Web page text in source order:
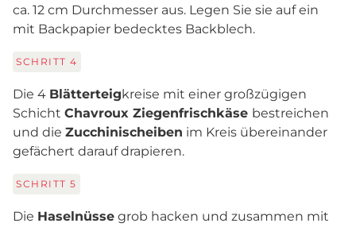
ca. 12 cm Durchmesser aus. Legen Sie sie auf ein
mit Backpapier bedecktes Backblech.
SCHRITT 4
Die 4 Blätterteigkreise mit einer großzügigen
Schicht Chavroux Ziegenfrischkäse bestreichen
und die Zucchinischeiben im Kreis übereinander
gefächert darauf drapieren.
SCHRITT 5
Die Haselnüsse grob hacken und zusammen mit